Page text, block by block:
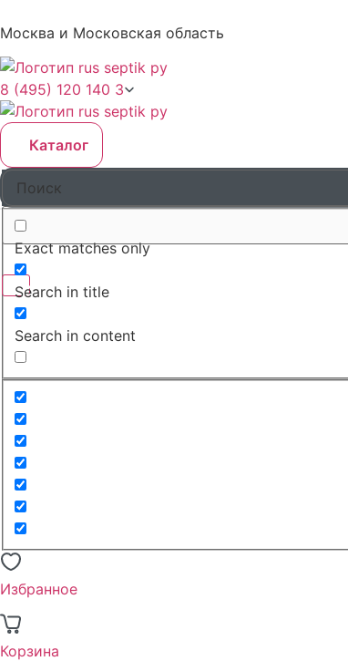
Москва и Московская область
8 (495) 120 140 3
Каталог
Exact matches only
Search in title
Search in content
Избранное
Корзина